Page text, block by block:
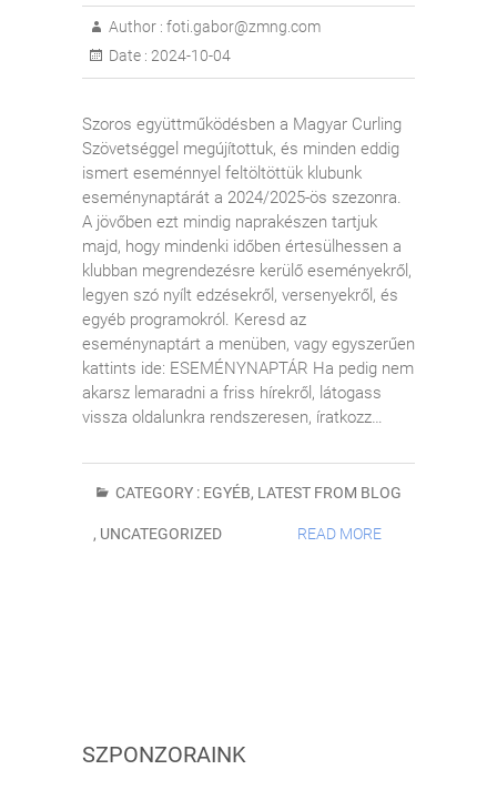
Author : foti.gabor@zmng.com
Date : 2024-10-04
Szoros együttműködésben a Magyar Curling
Szövetséggel megújítottuk, és minden eddig
ismert eseménnyel feltöltöttük klubunk
eseménynaptárát a 2024/2025-ös szezonra.
A jövőben ezt mindig naprakészen tartjuk
majd, hogy mindenki időben értesülhessen a
klubban megrendezésre kerülő eseményekről,
legyen szó nyílt edzésekről, versenyekről, és
egyéb programokról. Keresd az
eseménynaptárt a menüben, vagy egyszerűen
kattints ide: ESEMÉNYNAPTÁR Ha pedig nem
akarsz lemaradni a friss hírekről, látogass
vissza oldalunkra rendszeresen, íratkozz…
CATEGORY : EGYÉB, LATEST FROM BLOG
, UNCATEGORIZED READ MORE
SZPONZORAINK